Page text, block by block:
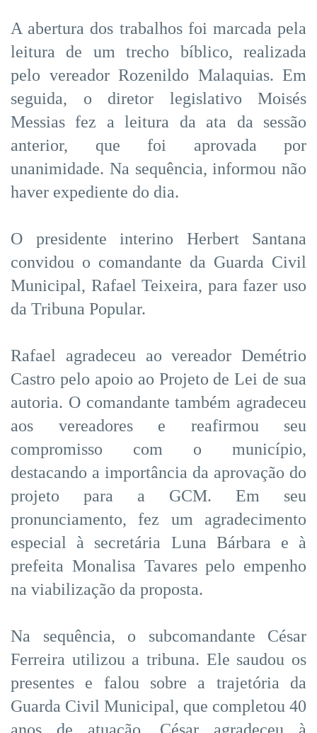
A abertura dos trabalhos foi marcada pela
leitura de um trecho bíblico, realizada
pelo vereador Rozenildo Malaquias. Em
seguida, o diretor legislativo Moisés
Messias fez a leitura da ata da sessão
anterior, que foi aprovada por
unanimidade. Na sequência, informou não
haver expediente do dia.
O presidente interino Herbert Santana
convidou o comandante da Guarda Civil
Municipal, Rafael Teixeira, para fazer uso
da Tribuna Popular.
Rafael agradeceu ao vereador Demétrio
Castro pelo apoio ao Projeto de Lei de sua
autoria. O comandante também agradeceu
aos vereadores e reafirmou seu
compromisso com o município,
destacando a importância da aprovação do
projeto para a GCM. Em seu
pronunciamento, fez um agradecimento
especial à secretária Luna Bárbara e à
prefeita Monalisa Tavares pelo empenho
na viabilização da proposta.
Na sequência, o subcomandante César
Ferreira utilizou a tribuna. Ele saudou os
presentes e falou sobre a trajetória da
Guarda Civil Municipal, que completou 40
anos de atuação. César agradeceu à